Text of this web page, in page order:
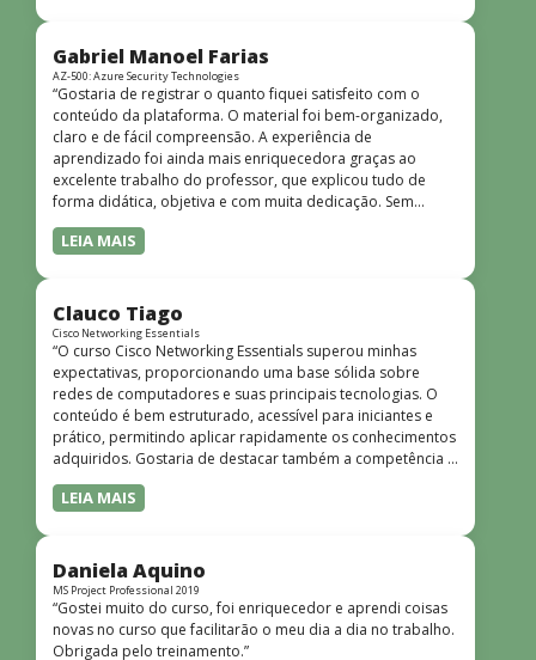
quem não tem uma bagagem técnica muito avançada.”
Gabriel Manoel Farias
AZ-500: Azure Security Technologies
“Gostaria de registrar o quanto fiquei satisfeito com o
conteúdo da plataforma. O material foi bem-organizado,
claro e de fácil compreensão. A experiência de
aprendizado foi ainda mais enriquecedora graças ao
excelente trabalho do professor, que explicou tudo de
forma didática, objetiva e com muita dedicação. Sem
dúvida, foi uma jornada de muito aprendizado!”
LEIA MAIS
Clauco Tiago
Cisco Networking Essentials
“O curso Cisco Networking Essentials superou minhas
expectativas, proporcionando uma base sólida sobre
redes de computadores e suas principais tecnologias. O
conteúdo é bem estruturado, acessível para iniciantes e
prático, permitindo aplicar rapidamente os conhecimentos
adquiridos. Gostaria de destacar também a competência e
o conhecimento técnico do instrutor Peterson, que
demonstrou total domínio do assunto e soube explicar
dinâmicas e envolventes. Recomendo o curso para todos
que desejam iniciar ou aprofundar seus conhecimentos em
redes!”
LEIA MAIS
Daniela Aquino
MS Project Professional 2019
“Gostei muito do curso, foi enriquecedor e aprendi coisas
novas no curso que facilitarão o meu dia a dia no trabalho.
Obrigada pelo treinamento.”